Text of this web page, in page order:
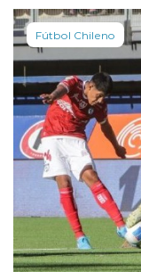
Fútbol Chileno